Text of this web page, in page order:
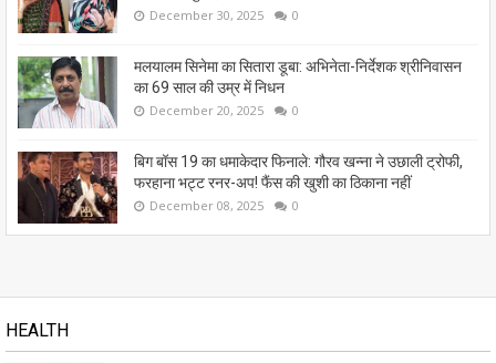
December 30, 2025 0
मलयालम सिनेमा का सितारा डूबा: अभिनेता-निर्देशक श्रीनिवासन
का 69 साल की उम्र में निधन
December 20, 2025 0
बिग बॉस 19 का धमाकेदार फिनाले: गौरव खन्ना ने उछाली ट्रोफी,
फरहाना भट्ट रनर-अप! फैंस की खुशी का ठिकाना नहीं
December 08, 2025 0
HEALTH